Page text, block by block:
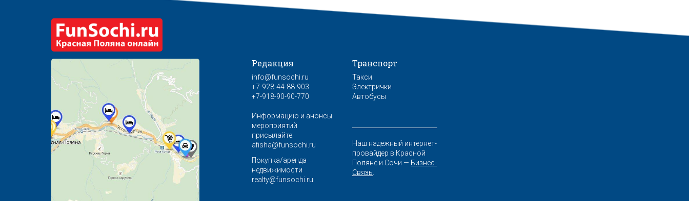
Редакция
info@funsochi.ru
+7-928-44-88-903
+7-918-90-90-770
Информацию и анонсы
мероприятий
присылайте:
afisha@funsochi.ru
Покупка/аренда
недвижимости
realty@funsochi.ru
Транспорт
Такси
Электрички
Автобусы
Наш надежный интернет-
провайдер в Красной
Поляне и Сочи — Бизнес-
Связь